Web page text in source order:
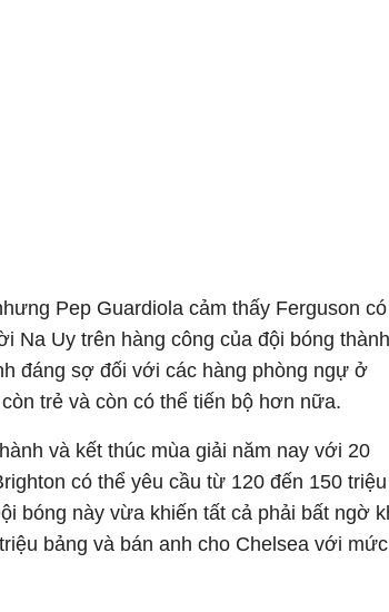
Pep Guardiola cảm thấy Ferguson có
Na Uy trên hàng công của đội bóng thành
đáng sợ đối với các hàng phòng ngự ở
trẻ và còn có thể tiến bộ hơn nữa.
và kết thúc mùa giải năm nay với 20
có thể yêu cầu từ 120 đến 150 triệu
bóng này vừa khiến tất cả phải bất ngờ
bảng và bán anh cho Chelsea với mức